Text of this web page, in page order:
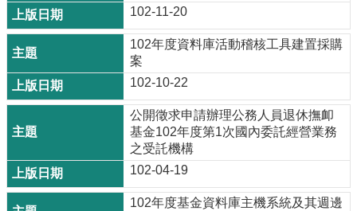
102-11-20
102年度資料庫活動稽核工具建置採購
案
102-10-22
公開徵求申請辦理公務人員退休撫卹
基金102年度第1次國內委託經營業務
之受託機構
102-04-19
102年度基金資料庫主機系統及其週邊